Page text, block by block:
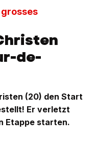
de-
(20) den Start
Er verletzt
Etappe starten.